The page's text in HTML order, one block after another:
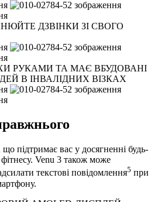
ДЗВІНКИ ЗІ СВОГО
РУКАМИ ТА МАЄ ВБУДОВАНІ
В ІНВАЛІДНИХ ВІЗКАХ
підтримає вас у досягненні будь-
фітнесу. Venu 3 також може
текстові повідомлення5 при